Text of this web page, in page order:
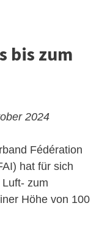
bis zum
2024
Fédération
hat für sich
zum
Höhe von 100